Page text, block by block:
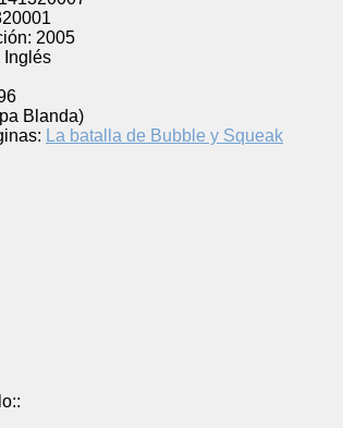
2005
Inglés
Blanda)
La batalla de Bubble y Squeak